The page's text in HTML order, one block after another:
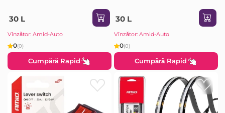
30 L
Vînzător: Amid-Auto
0(0)
Cumpără Rapid
30 L
Vînzător: Amid-Auto
0(0)
Cumpără Rapid